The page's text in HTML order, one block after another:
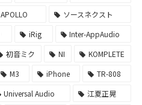
APOLLO
ソースネクスト
iRig
Inter-AppAudio
初音ミク NI
KOMPLETE
M3 iPhone
TR-808
Universal Audio
江夏正晃